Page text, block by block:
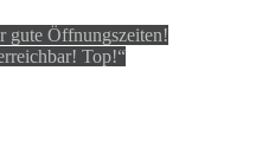
gute Öffnungszeiten!
Top!